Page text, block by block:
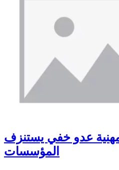
المهنية عدو خفي يستنزف
المؤسسات